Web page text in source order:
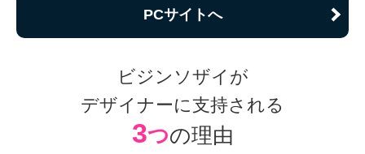
PCサイトへ
ビジンソザイが
デザイナーに支持される
3つの理由